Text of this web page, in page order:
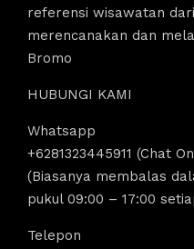
referensi wisawatan
merencanakan dan
Bromo
HUBUNGI KAMI
Whatsapp
+6281323445911 (Chat
(Biasanya membalas
pukul 09:00 – 17:00
Telepon